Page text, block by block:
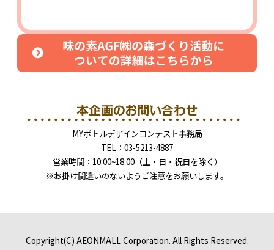
MYボトルデザインコンテスト事務局
TEL：03-5213-4887
営業時間：10:00~18:00（土・日・祝日を除く）
※お掛け間違いのないようご注意をお願いします。
Copyright(C) AEONMALL Corporation. All Rights Reserved.